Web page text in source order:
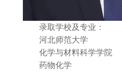
录取学校及专业：
河北师范大学
化学与材料科学学院
药物化学